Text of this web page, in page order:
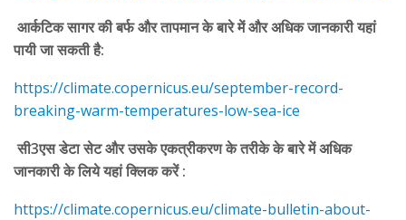
आर्कटिक सागर की बर्फ और तापमान के बारे में और अधिक जानकारी यहां
पायी जा सकती है:
https://climate.copernicus.eu/september-record-
breaking-warm-temperatures-low-sea-ice
सी3एस डेटा सेट और उसके एकत्रीकरण के तरीके के बारे में अधिक
जानकारी के लिये यहां क्लिक करें :
https://climate.copernicus.eu/climate-bulletin-about-